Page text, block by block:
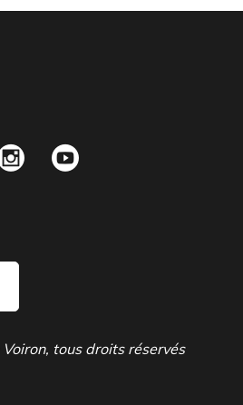
tous droits réservés